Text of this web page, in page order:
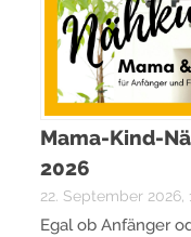
Mama-Kind-
2026
22. September 2026,
Egal ob Anfänger